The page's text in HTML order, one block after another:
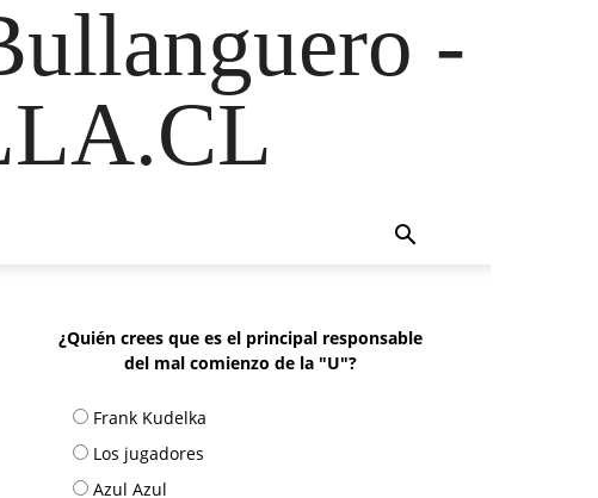
-
¿Quién crees que es el principal responsable
del mal comienzo de la "U"?
Frank Kudelka
Los jugadores
Azul Azul